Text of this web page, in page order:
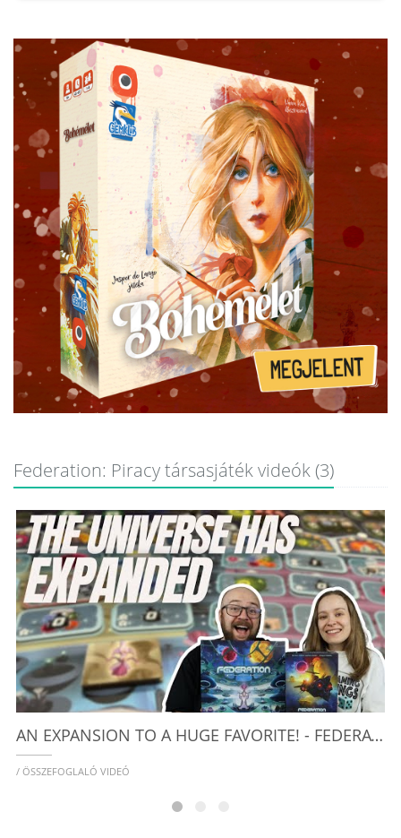
Federation: Piracy társasjáték videók (3)
AN EXPANSION TO A HUGE FAVORITE! - FEDERATION: PIRACY REVIEW
/ ÖSSZEFOGLALÓ VIDEÓ